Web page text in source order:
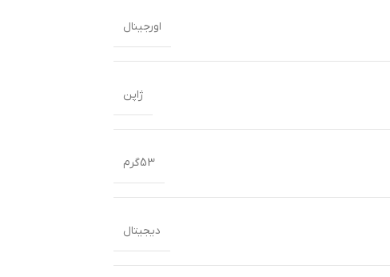
اورجینال
ژاپن
53گرم
دیجیتال